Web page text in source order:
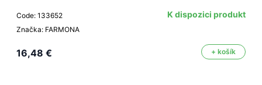
Code: 133652
Značka: FARMONA
K dispozici produkt
16,48 € + košík